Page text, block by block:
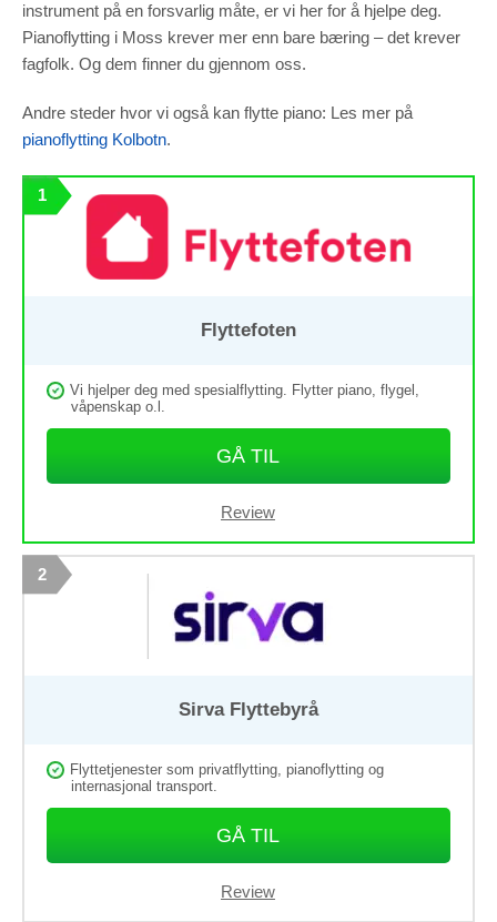
instrument på en forsvarlig måte, er vi her for å hjelpe deg.
Pianoflytting i Moss krever mer enn bare bæring – det krever
fagfolk. Og dem finner du gjennom oss.
Andre steder hvor vi også kan flytte piano: Les mer på
pianoflytting Kolbotn.
1
Flyttefoten
Vi hjelper deg med spesialflytting. Flytter piano, flygel,
våpenskap o.l.
GÅ TIL
Review
2
Sirva Flyttebyrå
Flyttetjenester som privatflytting, pianoflytting og
internasjonal transport.
GÅ TIL
Review
and
based on
how the
website is
used.
Experience
In order for
to perform
as well as
possible
during your
functionality
Marketing
By sharing
and
increase the
offers.